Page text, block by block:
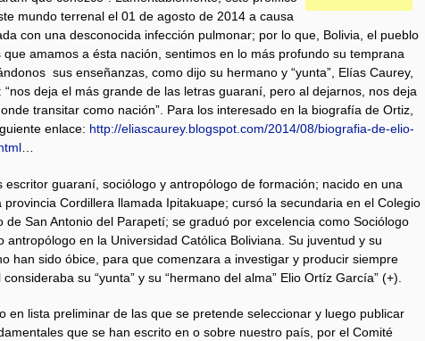
mundo terrenal el 01 de agosto de 2014 a causa
con una desconocida infección pulmonar; por lo que, Bolivia, el pueblo
amamos a ésta nación, sentimos en lo más profundo su temprana
sus enseñanzas, como dijo su hermano y “yunta”, Elías Caurey,
deja el más grande de las letras guaraní, pero al dejarnos, nos deja
transitar como nación”. Para los interesado en la biografía de Ortiz,
enlace: http://eliascaurey.blogspot.com/2014/08/biografia-de-elio-
escritor guaraní, sociólogo y antropólogo de formación; nacido en una
Cordillera llamada Ipitakuape; cursó la secundaria en el Colegio
de San Antonio del Parapetí; se graduó por excelencia como Sociólogo
antropólogo en la Universidad Católica Boliviana. Su juventud y su
han sido óbice, para que comenzara a investigar y producir siempre
su “yunta” y su “hermano del alma” Elio Ortíz García” (+).
en lista preliminar de las que se pretende seleccionar y luego publicar
que se han escrito en o sobre nuestro país, por el Comité